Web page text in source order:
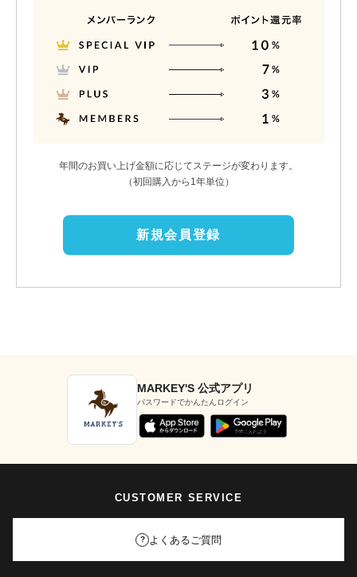
年間のお買い上げ金額に応じてステージが変わります。
（初回購入から1年単位）
新規会員登録
MARKEY'S 公式アプリ
パスワードでかんたんログイン
CUSTOMER SERVICE
? よくあるご質問